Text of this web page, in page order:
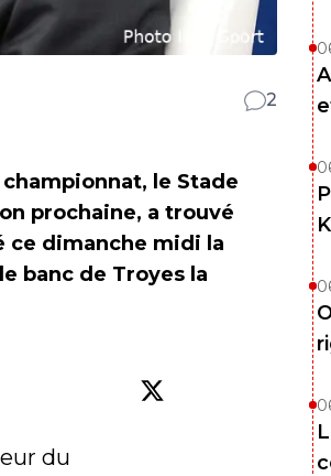
2
le Stade
prochaine, a trouvé
ce dimanche midi la
banc de Troyes la